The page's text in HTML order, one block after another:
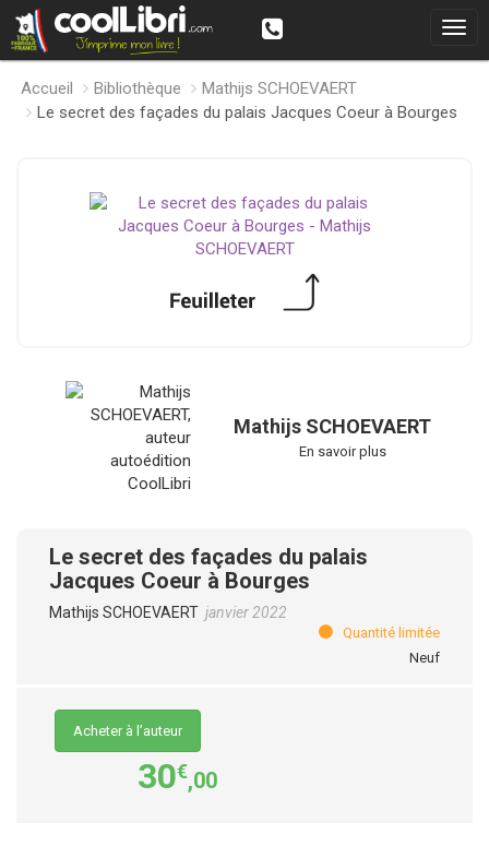
Accueil Bibliothèque
Mathijs SCHOEVAERT
Le secret des façades du palais Jacques Coeur à Bourges
Mathijs SCHOEVAERT
En savoir plus
Le secret des façades du palais
Jacques Coeur à Bourges
Mathijs SCHOEVAERT janvier 2022
Quantité limitée
Neuf
Acheter à l’auteur
30€,00